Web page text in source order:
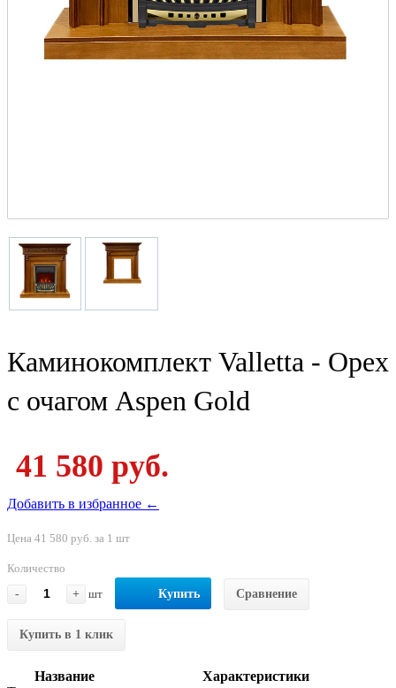
Каминокомплект Valletta - Орех
с очагом Aspen Gold
41 580 руб.
Добавить в избранное ←
Цена 41 580 руб. за 1 шт
Количество
-
+ шт Купить Сравнение
Купить в 1 клик
Название
Характеристики